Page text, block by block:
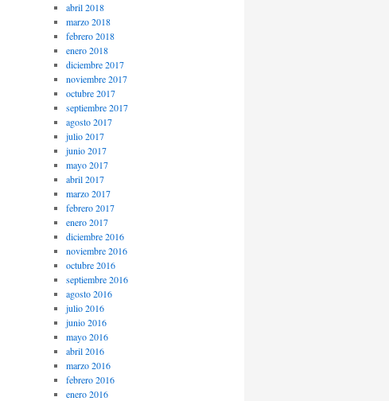
abril 2018
marzo 2018
febrero 2018
enero 2018
diciembre 2017
noviembre 2017
octubre 2017
septiembre 2017
agosto 2017
julio 2017
junio 2017
mayo 2017
abril 2017
marzo 2017
febrero 2017
enero 2017
diciembre 2016
noviembre 2016
octubre 2016
septiembre 2016
agosto 2016
julio 2016
junio 2016
mayo 2016
abril 2016
marzo 2016
febrero 2016
enero 2016